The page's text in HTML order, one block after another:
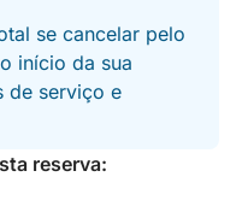
se cancelar pelo
início da sua
de serviço e
reserva: